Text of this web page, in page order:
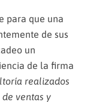
para que una
de sus
un
de la firma
realizados
ventas y